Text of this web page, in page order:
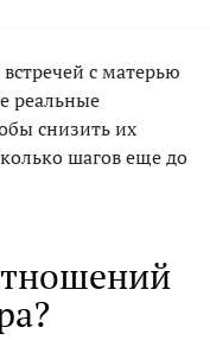
с матерью
реальные
снизить их
шагов еще до